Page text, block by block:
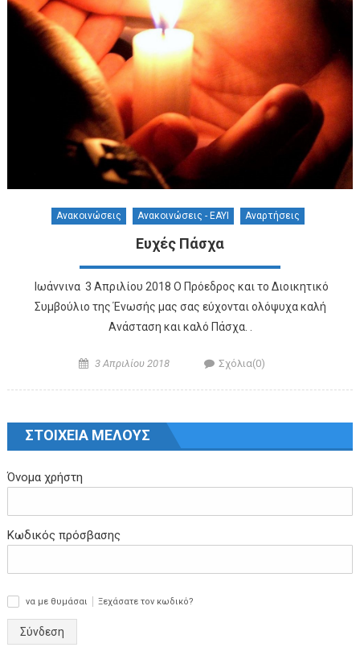
Ανακοινώσεις Ανακοινώσεις - ΕΑΥΙ Αναρτήσεις
Ευχές Πάσχα
Ιωάννινα 3 Απριλίου 2018 Ο Πρόεδρος και το Διοικητικό
Συμβούλιο της Ένωσής μας σας εύχονται ολόψυχα καλή
Ανάσταση και καλό Πάσχα. .
Posted on
3 Απριλίου 2018 Author Σχόλια(0)
ΣΤΟΙΧΕΙΑ ΜΕΛΟΥΣ
Όνομα χρήστη
Κωδικός πρόσβασης
να με θυμάσαι Ξεχάσατε τον κωδικό?
Σύνδεση